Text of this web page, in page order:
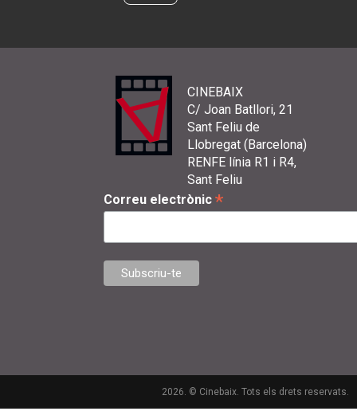
CINEBAIX
C/ Joan Batllori, 21
Sant Feliu de
Llobregat (Barcelona)
RENFE línia R1 i R4,
Sant Feliu
Correu electrònic *
2026. © Cinebaix. Tots els drets reservats.